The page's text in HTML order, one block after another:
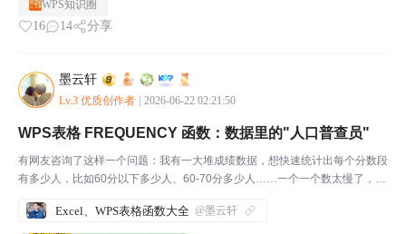
WPS知识圈
16 14 分享
墨云轩
Lv.3 优质创作者 2026-06-22 02:21:50
WPS表格 FREQUENCY 函数：数据里的"人口普查员"
有网友咨询了这样一个问题：我有一大堆成绩数据，想快速统计出每个分数段
有多少人，比如60分以下多少人、60-70分多少人……一个一个数太慢了，有
分档、考试成绩分段、年龄分组统计……以前我也是...
Excel、WPS表格函数大全 @墨云轩